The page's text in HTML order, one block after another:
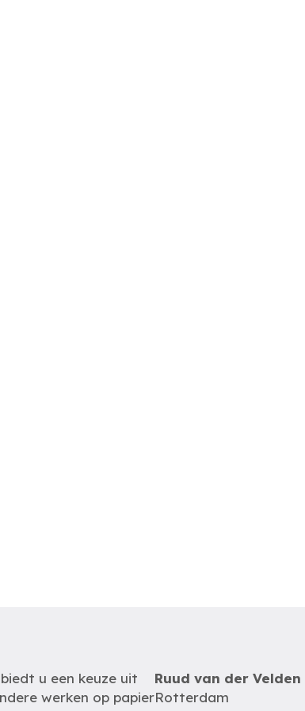
u een keuze uit
werken op papier
Ruud van der Velden
Rotterdam